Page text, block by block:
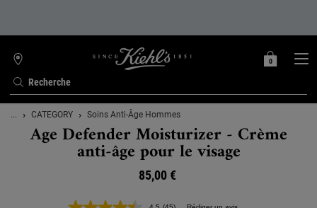
Recherche
TROUVER
UNE
BOUTIQUE
MON
0
0 PRODUIT
Contenu principal
... CATEGORY Soins Anti-Âge Hommes
Age Defender Moisturizer - Crème
anti-âge pour le visage
85,00 €